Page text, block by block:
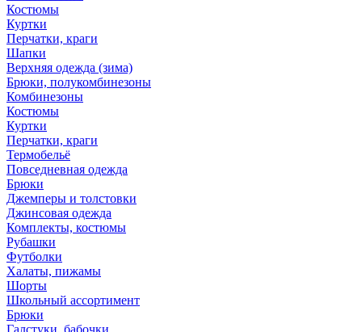
Костюмы
Куртки
Перчатки, краги
Шапки
Верхняя одежда (зима)
Брюки, полукомбинезоны
Комбинезоны
Костюмы
Куртки
Перчатки, краги
Термобельё
Повседневная одежда
Брюки
Джемперы и толстовки
Джинсовая одежда
Комплекты, костюмы
Рубашки
Футболки
Халаты, пижамы
Шорты
Школьный ассортимент
Брюки
Галстуки, бабочки